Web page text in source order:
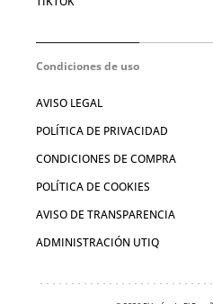
Condiciones de uso
AVISO LEGAL
POLÍTICA DE PRIVACIDAD
CONDICIONES DE COMPRA
POLÍTICA DE COOKIES
AVISO DE TRANSPARENCIA
ADMINISTRACIÓN UTIQ